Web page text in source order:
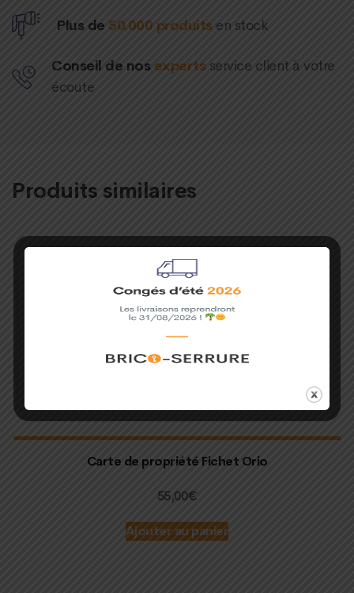
Plus de 50.000 produits en stock
Conseil de nos experts service client à votre
écoute
Produits similaires
Carte de propriété Fichet Orio
55,00€
Ajouter au panier